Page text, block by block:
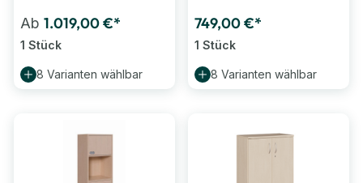
Ab 1.019,00 €*
1 Stück
8 Varianten wählbar
749,00 €*
1 Stück
8 Varianten wählbar